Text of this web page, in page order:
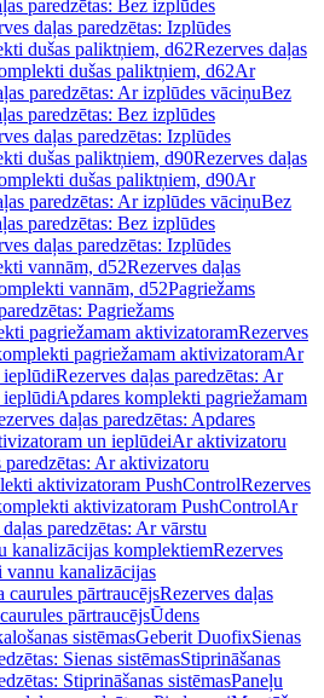
paredzētas: Bez izplūdes
daļas paredzētas: Izplūdes
dušas paliktņiem, d62Rezerves daļas
dušas paliktņiem, d62Ar
paredzētas: Ar izplūdes vāciņuBez
paredzētas: Bez izplūdes
daļas paredzētas: Izplūdes
dušas paliktņiem, d90Rezerves daļas
dušas paliktņiem, d90Ar
paredzētas: Ar izplūdes vāciņuBez
paredzētas: Bez izplūdes
daļas paredzētas: Izplūdes
vannām, d52Rezerves daļas
vannām, d52Pagriežams
Pagriežams
pagriežamam aktivizatoramRezerves
pagriežamam aktivizatoramAr
ieplūdiRezerves daļas paredzētas: Ar
ieplūdiApdares komplekti pagriežamam
daļas paredzētas: Apdares
un ieplūdeiAr aktivizatoru
paredzētas: Ar aktivizatoru
aktivizatoram PushControlRezerves
aktivizatoram PushControlAr
paredzētas: Ar vārstu
kanalizācijas komplektiemRezerves
vannu kanalizācijas
caurules pārtraucējsRezerves daļas
pārtraucējsŪdens
sistēmasGeberit DuofixSienas
Sienas sistēmasStiprināšanas
Stiprināšanas sistēmasPaneļu